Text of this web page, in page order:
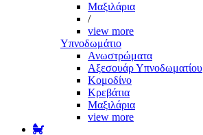
Μαξιλάρια
/
view more
Υπνοδωμάτιο
Ανωστρώματα
Αξεσουάρ Υπνοδωματίου
Κομοδίνο
Κρεβάτια
Μαξιλάρια
view more